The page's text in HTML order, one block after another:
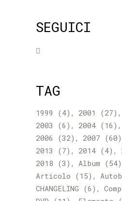
SEGUICI
TAG
1999 (4) 2001 (27)
2003 (6) 2004 (16)
2006 (32) 2007 (60)
2013 (7) 2014 (4)
2018 (3) Album (54)
Articolo (15)
CHANGELING (6)